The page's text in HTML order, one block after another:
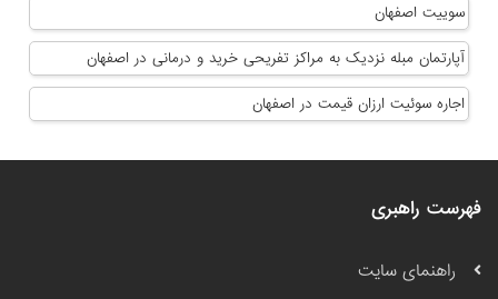
سوییت اصفهان
آپارتمان مبله نزدیک به مراکز تفریحی خرید و درمانی در اصفهان
اجاره سوئیت ارزان قیمت در اصفهان
فهرست راهبری
راهنمای سایت